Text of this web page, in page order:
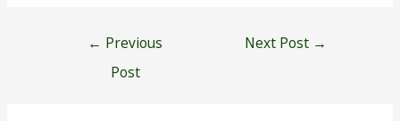
← Previous
Post
Next Post →